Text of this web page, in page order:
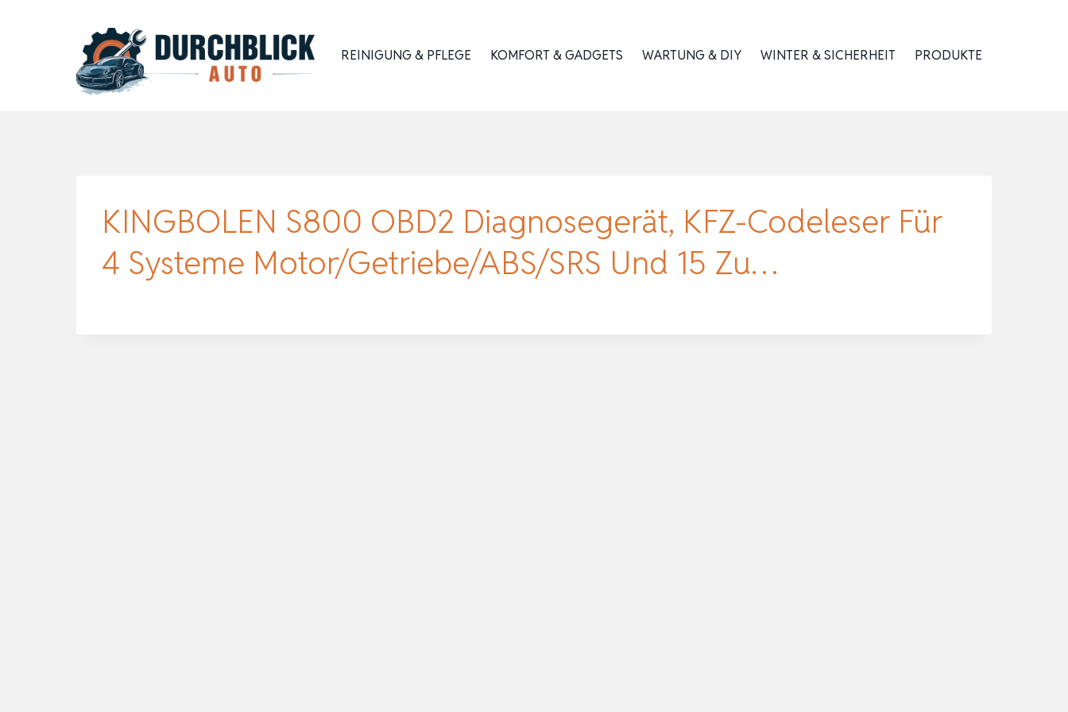
REINIGUNG & PFLEGE KOMFORT & GADGETS WARTUNG & DIY WINTER & SICHERHEIT PRODUKTE
KINGBOLEN S800 OBD2 Diagnosegerät, KFZ-Codeleser Für
4 Systeme Motor/Getriebe/ABS/SRS Und 15 Zu…